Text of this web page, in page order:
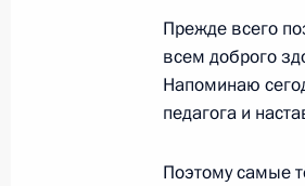
«Экономика и
18 января 2024
27 декабря
Прежде всего
всем доброго
Напоминаю
педагога и
Поэтому самые